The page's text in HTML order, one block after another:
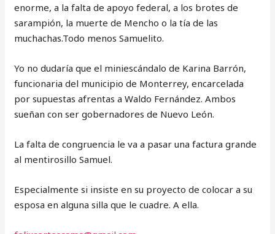
enorme, a la falta de apoyo federal, a los brotes de
sarampión, la muerte de Mencho o la tía de las
muchachas.Todo menos Samuelito.
Yo no dudaría que el miniescándalo de Karina Barrón,
funcionaria del municipio de Monterrey, encarcelada
por supuestas afrentas a Waldo Fernández. Ambos
sueñan con ser gobernadores de Nuevo León.
La falta de congruencia le va a pasar una factura grande
al mentirosillo Samuel.
Especialmente si insiste en su proyecto de colocar a su
esposa en alguna silla que le cuadre. A ella.